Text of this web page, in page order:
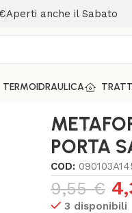
Aperti anche il Sabato
TERMOIDRAULICA
PORTA
COD:
9,55€
3 disponibili